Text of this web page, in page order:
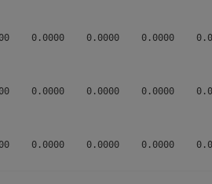
0.0000    0.0000    0.0000
0.0000    0.0000    0.0000
0.0000    0.0000    0.0000